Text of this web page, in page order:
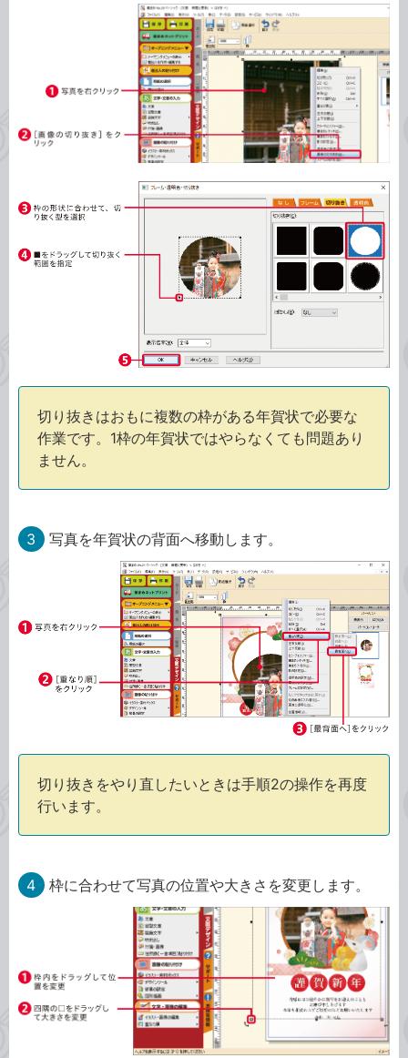
切り抜きはおもに複数の枠がある年賀状で必要な
作業です。1枠の年賀状ではやらなくても問題あり
ません。
3 写真を年賀状の背面へ移動します。
切り抜きをやり直したいときは手順2の操作を再度
行います。
4 枠に合わせて写真の位置や大きさを変更します。